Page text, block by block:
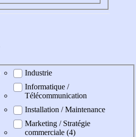
Industrie
Informatique /
Télécommunication
Installation / Maintenance
Marketing / Stratégie
commerciale (4)